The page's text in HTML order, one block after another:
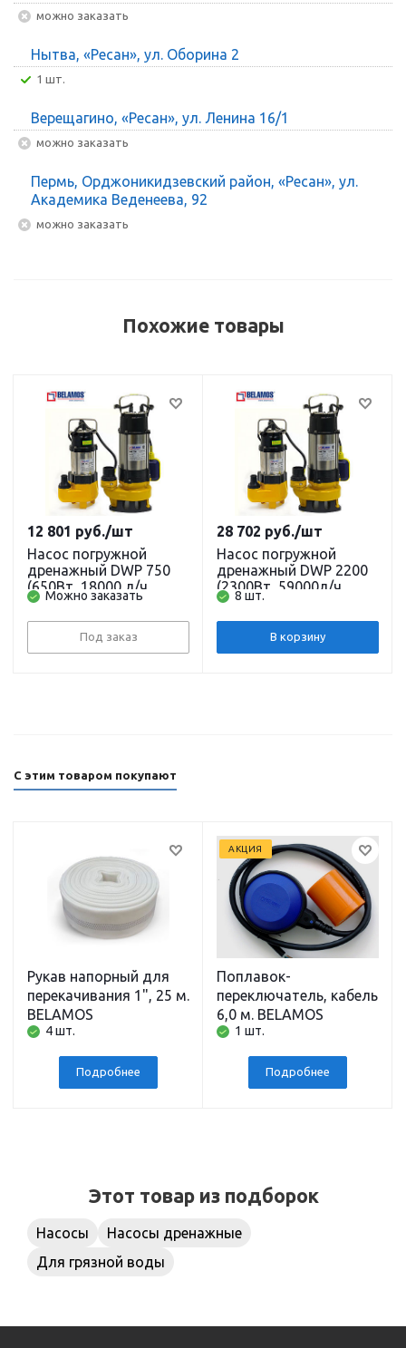
Можно заказать
Нытва, «Ресан», ул. Оборина 2
1 шт.
Верещагино, «Ресан», ул. Ленина 16/1
Можно заказать
Пермь, Орджоникидзевский район, «Ресан», ул.
Академика Веденеева, 92
Можно заказать
Похожие товары
Насос погружной
дренажный DWP 750
(650Вт, 18000 л/ч,
9,5м) кабель 10 м. для
грязевых водоемов
BELAMOS
Можно заказать
12 801 руб./шт
Под заказ
Насос погружной
дренажный DWP 2200
(2300Вт, 59000л/ч,
19м) кабель 10 м для
грязевых водоемов
BELAMOS
8 шт.
28 702 руб./шт
В корзину
С этим товаром покупают
Рукав напорный для
перекачивания 1", 25 м.
BELAMOS
4 шт.
Подробнее
АКЦИЯ
Поплавок-
переключатель, кабель
6,0 м. BELAMOS
1 шт.
Подробнее
Этот товар из подборок
Насосы
Насосы дренажные
Для грязной воды